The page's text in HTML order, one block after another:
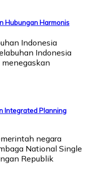
Hubungan Harmonis
Indonesia
Indonesia
Integrated Planning
negara
National Single
Republik